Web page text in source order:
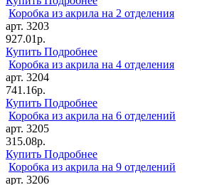
Коробка из акрила на 2 отделения
арт. 3203
927.01р.
Купить Подробнее
Коробка из акрила на 4 отделения
арт. 3204
741.16р.
Купить Подробнее
Коробка из акрила на 6 отделений
арт. 3205
315.08р.
Купить Подробнее
Коробка из акрила на 9 отделений
арт. 3206